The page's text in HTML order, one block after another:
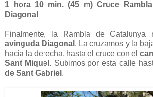
1 hora 10 min. (45 m) Cruce
Diagonal
Finalmente, la Rambla de
avinguda Diagonal . La cruzamos y la
hacia la derecha, hasta el cruce con el
Sant Miquel . Subimos por esta calle
de Sant Gabriel .